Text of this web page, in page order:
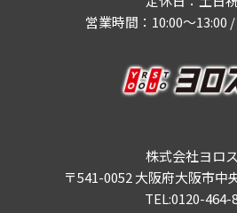
営業時間：10:00～13:00
株式会社ヨロ
〒541-0052 大阪府大阪市中
TEL:0120-464-